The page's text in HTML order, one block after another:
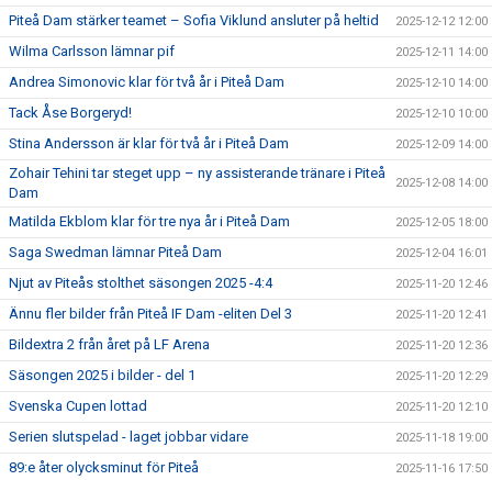
Piteå Dam stärker teamet – Sofia Viklund ansluter på heltid 2025-12-12 12:00
Wilma Carlsson lämnar pif 2025-12-11 14:00
Andrea Simonovic klar för två år i Piteå Dam 2025-12-10 14:00
Tack Åse Borgeryd! 2025-12-10 10:00
Stina Andersson är klar för två år i Piteå Dam 2025-12-09 14:00
Zohair Tehini tar steget upp – ny assisterande tränare i Piteå
Dam
2025-12-08 14:00
Matilda Ekblom klar för tre nya år i Piteå Dam 2025-12-05 18:00
Saga Swedman lämnar Piteå Dam 2025-12-04 16:01
Njut av Piteås stolthet säsongen 2025 -4:4 2025-11-20 12:46
Ännu fler bilder från Piteå IF Dam -eliten Del 3 2025-11-20 12:41
Bildextra 2 från året på LF Arena 2025-11-20 12:36
Säsongen 2025 i bilder - del 1 2025-11-20 12:29
Svenska Cupen lottad 2025-11-20 12:10
Serien slutspelad - laget jobbar vidare 2025-11-18 19:00
89:e åter olycksminut för Piteå 2025-11-16 17:50